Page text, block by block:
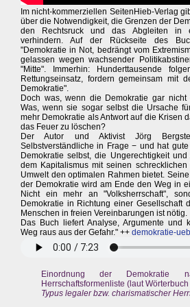
Im nicht-kommerziellen SeitenHieb-Verlag
über die Notwendigkeit, die Grenzen der
den Rechtsruck und das Abgleiten in
verhindern. Auf der Rückseite des
"Demokratie in Not, bedrängt vom
gelassen wegen wachsender
"Mitte". Immerhin: Hunderttausende
Rettungseinsatz, fordern gemeinsam mit
Demokratie".
Doch was, wenn die Demokratie gar
Was, wenn sie sogar selbst die Ursache
mehr Demokratie als Antwort auf die Krisen
das Feuer zu löschen?
Der Autor und Aktivist Jörg
Selbstverständliche in Frage − und hat
Demokratie selbst, die Ungerechtigkeit
dem Kapitalismus mit seinen
Umwelt den optimalen Rahmen bietet.
der Demokratie wird am Ende den Weg in
Nicht ein mehr an "Volksherrschaft",
Demokratie in Richtung einer Gesellschaft
Menschen in freien Vereinbarungen ist nötig.
Das Buch liefert Analyse, Argumente und
Weg raus aus der Gefahr." ++ demokratie-
Einordnung der Demokratie
Herrschaftsformenliste (laut
Typus legaler bzw. charismatischer